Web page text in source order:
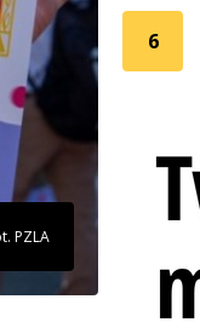
PZLA
6